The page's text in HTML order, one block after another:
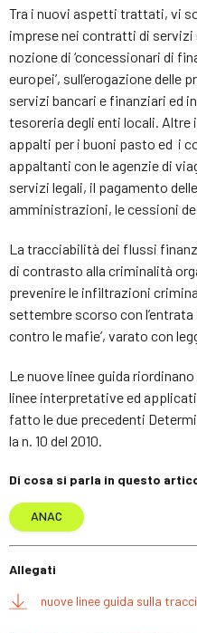
Tra i nuovi aspetti trattati, vi
imprese nei contratti di
nozione di ‘concessionari di
europei’, sull’erogazione
servizi bancari e finanziari ed
tesoreria degli enti locali.
appalti per i buoni pasto ed i
appaltanti con le agenzie di
servizi legali, il pagamento
amministrazioni, le cessioni
La tracciabilità dei flussi
di contrasto alla criminalità
prevenire le infiltrazioni
settembre scorso con
contro le mafie’, varato con
Le nuove linee guida
linee interpretative ed
fatto le due precedenti
la n. 10 del 2010.
Di cosa si parla in questo
ANAC
Allegati
nuove linee guida sulla